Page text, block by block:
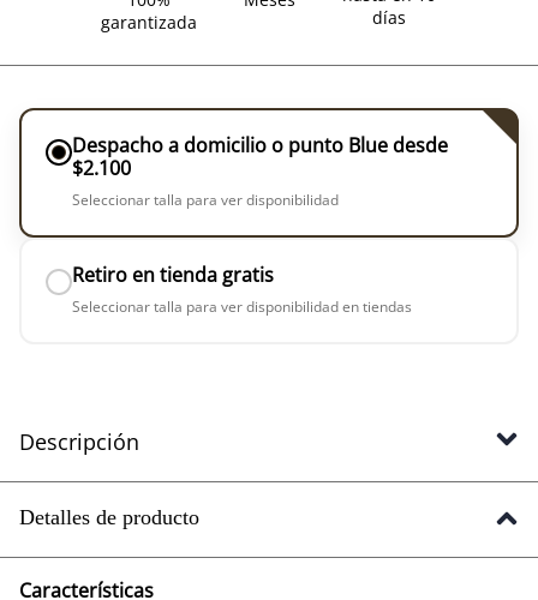
garantizada
días
Despacho a domicilio o punto Blue desde
$2.100
Seleccionar talla para ver disponibilidad
Retiro en tienda gratis
Seleccionar talla para ver disponibilidad en tiendas
Descripción
Detalles de producto
Características